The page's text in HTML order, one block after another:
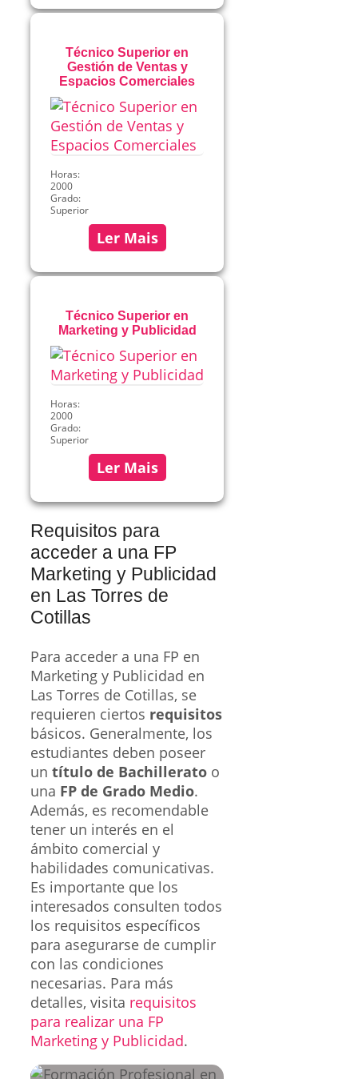
Técnico Superior en
Gestión de Ventas y
Espacios Comerciales
Horas:
2000
Grado:
Superior
Ler Mais
Técnico Superior en
Marketing y Publicidad
Horas:
2000
Grado:
Superior
Ler Mais
Requisitos para
acceder a una FP
Marketing y Publicidad
en Las Torres de
Cotillas
Para acceder a una FP en
Marketing y Publicidad en
Las Torres de Cotillas, se
requieren ciertos requisitos
básicos. Generalmente, los
estudiantes deben poseer
un título de Bachillerato o
una FP de Grado Medio.
Además, es recomendable
tener un interés en el
ámbito comercial y
habilidades comunicativas.
Es importante que los
interesados consulten todos
los requisitos específicos
para asegurarse de cumplir
con las condiciones
necesarias. Para más
detalles, visita requisitos
para realizar una FP
Marketing y Publicidad.